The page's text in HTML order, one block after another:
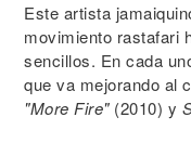
Este artista
movimiento rastafari
sencillos. En cada
que va mejorando al
"More Fire"(2010) y